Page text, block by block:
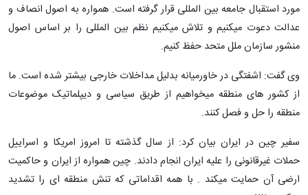
مورد استقبال جامعه بین المللی قرار گرفته است. همواره به اصول انصاف و
عدالت دعوت میکنیم و تلاش میکنیم نظم بین المللی را بر اساس اصول
منشور سازمان ملل متحد حفظ کنیم.
وی گفت: اشفتگی در خاورمیانه بدلیل مداخلات خارجی بیشتر شده است. ما
از کشور های منطقه میخواهیم از طریق سیاسی و دیپلماتیک موضوعات
منطقه را حل و فصل کنند.
سفیر چین در ایران بیان کرد: از سال گذشته تا امروز امریکا و اسراییل
حملات غیرقانونی را علیه ایران انجام دادند. چین همواره از ایران و حاکمیت
ارضی آن حمایت میکند . با همه اقداماتی که تنش منطقه ای را تشدید